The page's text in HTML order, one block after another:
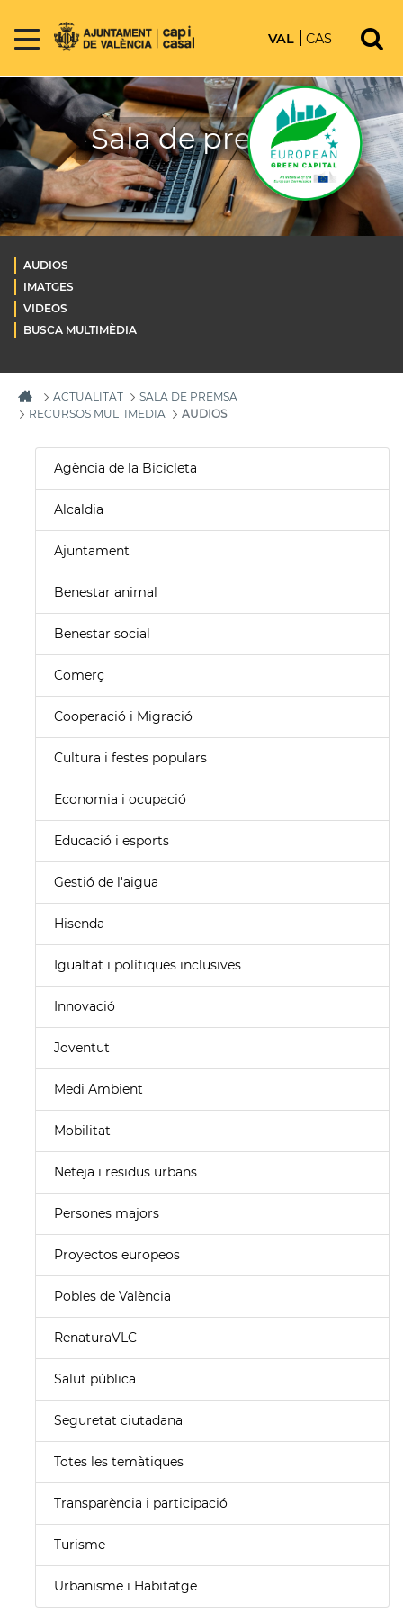
VAL CAS
Sala de premsa
AUDIOS
IMATGES
VIDEOS
BUSCA MULTIMÈDIA
ACTUALITAT
SALA DE PREMSA
RECURSOS MULTIMEDIA
AUDIOS
Agència de la Bicicleta
Alcaldia
Ajuntament
Benestar animal
Benestar social
Comerç
Cooperació i Migració
Cultura i festes populars
Economia i ocupació
Educació i esports
Gestió de l'aigua
Hisenda
Igualtat i polítiques inclusives
Innovació
Joventut
Medi Ambient
Mobilitat
Neteja i residus urbans
Persones majors
Proyectos europeos
Pobles de València
RenaturaVLC
Salut pública
Seguretat ciutadana
Totes les temàtiques
Transparència i participació
Turisme
Urbanisme i Habitatge